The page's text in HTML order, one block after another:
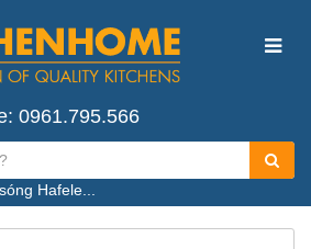
0961.795.566
Hafele...